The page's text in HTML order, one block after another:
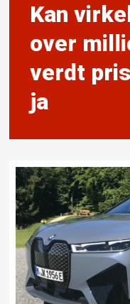
Kan
over
verdt
ja